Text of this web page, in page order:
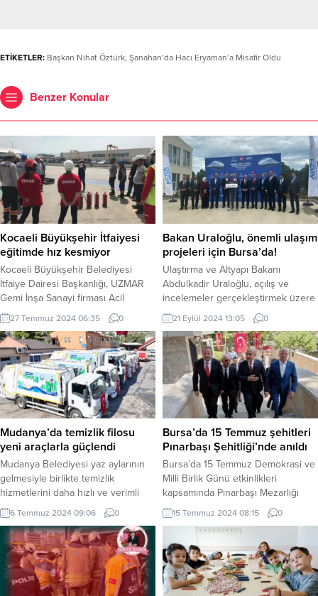
ETİKETLER: Başkan Nihat Öztürk, Şanahan’da Hacı Eryaman’a Misafir Oldu
Benzer Konular
Kocaeli Büyükşehir İtfaiyesi
eğitimde hız kesmiyor
Kocaeli Büyükşehir Belediyesi
İtfaiye Dairesi Başkanlığı, UZMAR
Gemi İnşa Sanayi firması Acil
Durum Ekiplerine eğitim verdi
KOCAELİ (İGFA) – acil durumlara
karşı vatandaşların can ve mal
güvenliği için 7/24 görev yapan
Kocaeli Büyükşehir Belediyesi
İtfaiye Dairesi Başkanlığı, eğitim
faaliyetlerine hız kesmeden devam
ediyor. Gelen eğitim talepleri
doğrultusunda hem Kocaeli’de
hem...
27 Temmuz 2024 06:35 0
Bakan Uraloğlu, önemli ulaşım
projeleri için Bursa’da!
Ulaştırma ve Altyapı Bakanı
Abdulkadir Uraloğlu, açılış ve
incelemeler gerçekleştirmek üzere
Bursa’ya geldi. BURSA (İGFA) –
Ulaştırma ve Altyapı Bakanı
Abdulkadir Uraloğlu, zamandan ve
yakıttan 247 milyonluk tasarruf
sağlanacak olan İznik Çevre
Yolu’nu hizmete açmasının
ardından Ankara-Bursa Yüksek
Hızlı Tren (YHT) Hattı Şantiyesi’nde
incelemelerde bulundu. Bakan
Uraloğlu, Bursa Hızlı Tren
Şantiyesinde,...
21 Eylül 2024 13:05 0
Mudanya’da temizlik filosu
yeni araçlarla güçlendi
Mudanya Belediyesi yaz aylarının
gelmesiyle birlikte temizlik
hizmetlerini daha hızlı ve verimli
hale getirmek amacıyla araç
filosuna yeni çöp kamyonları ekledi.
BURSA (İGFA) – Çöp toplama ve
temizlik çalışmalarının daha etkin ve
verimli şekilde devam etmesi
amacıyla çalışmalarını sürdüren
Mudanya Belediyesi, yeni çöp
6 Temmuz 2024 09:06 0
Bursa’da 15 Temmuz şehitleri
Pınarbaşı Şehitliği’nde anıldı
Bursa’da 15 Temmuz Demokrasi ve
Milli Birlik Günü etkinlikleri
kapsamında Pınarbaşı Mezarlığı
Şehitliği’nde tören düzenlendi.
Törene Bursa Valisi Mahmut
Demirtaş Bursa Büyükşehir
Belediye Başkanı Mustafa Bozbey
Ak Parti Bursa Milletvekili Refik
Özen Ak Parti İl Başkanı Davut
Gürkan Yıldırım Belediye Başkanı
15 Temmuz 2024 08:15 0